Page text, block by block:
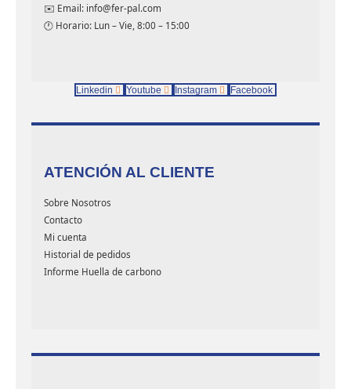
✉️ Email: info@fer-pal.com
🕐 Horario: Lun – Vie, 8:00 – 15:00
Linkedin Youtube Instagram Facebook
ATENCIÓN AL CLIENTE
Sobre Nosotros
Contacto
Mi cuenta
Historial de pedidos
Informe Huella de carbono